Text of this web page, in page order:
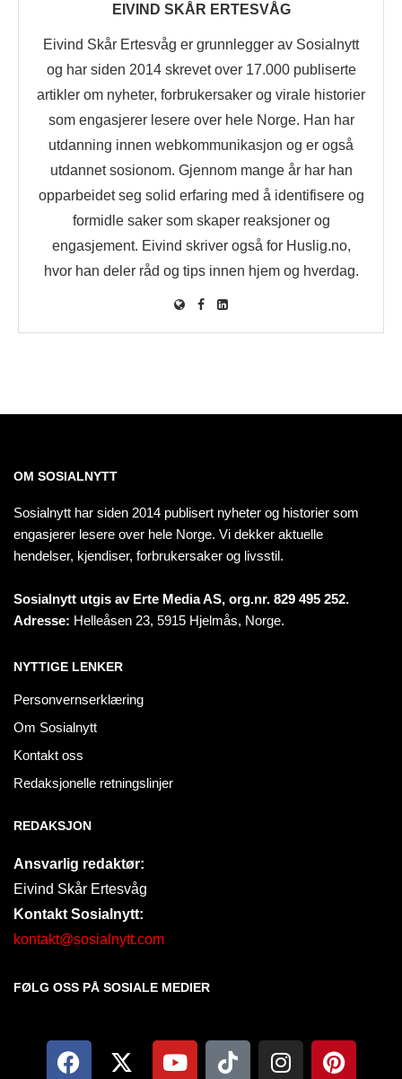
EIVIND SKÅR ERTESVÅG
Eivind Skår Ertesvåg er grunnlegger av Sosialnytt
og har siden 2014 skrevet over 17.000 publiserte
artikler om nyheter, forbrukersaker og virale historier
som engasjerer lesere over hele Norge. Han har
utdanning innen webkommunikasjon og er også
utdannet sosionom. Gjennom mange år har han
opparbeidet seg solid erfaring med å identifisere og
formidle saker som skaper reaksjoner og
engasjement. Eivind skriver også for Huslig.no,
hvor han deler råd og tips innen hjem og hverdag.
OM SOSIALNYTT
Sosialnytt har siden 2014 publisert nyheter og historier som
engasjerer lesere over hele Norge. Vi dekker aktuelle
hendelser, kjendiser, forbrukersaker og livsstil.
Sosialnytt utgis av Erte Media AS, org.nr. 829 495 252.
Adresse: Helleåsen 23, 5915 Hjelmås, Norge.
NYTTIGE LENKER
Personvernserklæring
Om Sosialnytt
Kontakt oss
Redaksjonelle retningslinjer
REDAKSJON
Ansvarlig redaktør:
Eivind Skår Ertesvåg
Kontakt Sosialnytt:
kontakt@sosialnytt.com
FØLG OSS PÅ SOSIALE MEDIER​